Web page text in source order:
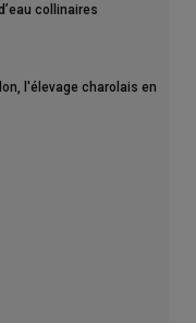
collinaires
l'élevage charolais en